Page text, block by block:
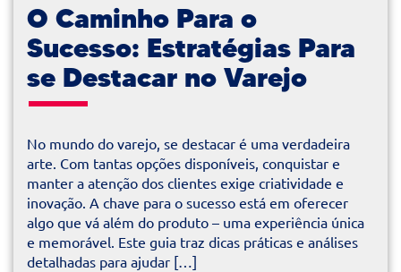
O Caminho Para o
Sucesso: Estratégias Para
se Destacar no Varejo
No mundo do varejo, se destacar é uma verdadeira
arte. Com tantas opções disponíveis, conquistar e
manter a atenção dos clientes exige criatividade e
inovação. A chave para o sucesso está em oferecer
algo que vá além do produto – uma experiência única
e memorável. Este guia traz dicas práticas e análises
detalhadas para ajudar […]